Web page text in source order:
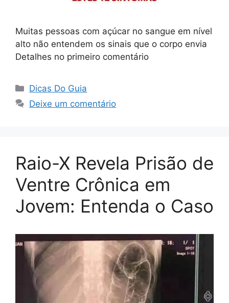
Muitas pessoas com açúcar no sangue em nível
alto não entendem os sinais que o corpo envia
Detalhes no primeiro comentário
Categorias
Dicas Do Guia
Deixe um comentário
Raio-X Revela Prisão de
Ventre Crônica em
Jovem: Entenda o Caso